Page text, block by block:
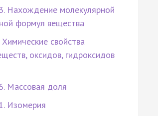
Нахождение молекулярной
формул вещества
свойства
оксидов, гидроксидов
Массовая доля
Изомерия